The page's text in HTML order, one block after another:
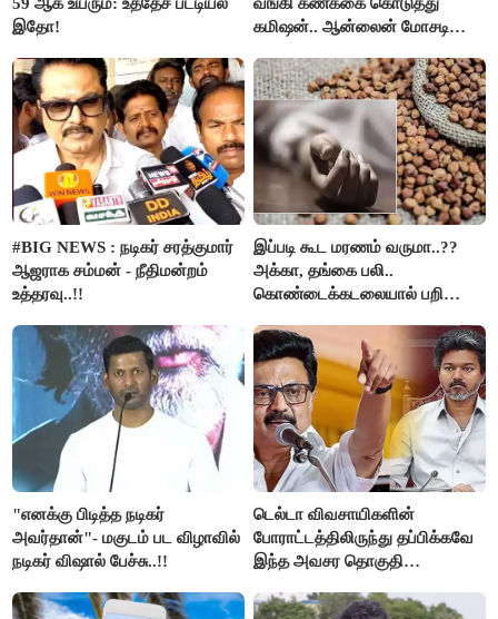
59 ஆக உயரும்: உத்தேச பட்டியல்
இதோ!
வங்கி கணக்கை கொடுத்து
கமிஷன்.. ஆன்லைன் மோசடி
கைது..!!
#BIG NEWS : நடிகர் சரத்குமார்
ஆஜராக சம்மன் - நீதிமன்றம்
உத்தரவு..!!
இப்படி கூட மரணம் வருமா..??
அக்கா, தங்கை பலி..
கொண்டைக்கடலையால் பறிபோன
"எனக்கு பிடித்த நடிகர்
அவர்தான்"- மகுடம் பட விழாவில்
நடிகர் விஷால் பேச்சு..!!
டெல்டா விவசாயிகளின்
போராட்டத்திலிருந்து தப்பிக்கவே
இந்த அவசர தொகுதி
அரங்கேற்றுகிறார் முதலமைச்சர் -